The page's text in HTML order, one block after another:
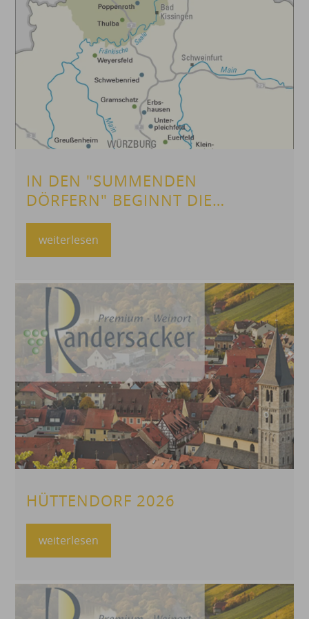
IN DEN "SUMMENDEN
DÖRFERN" BEGINNT DIE
FORSCHUNG
weiterlesen
HÜTTENDORF 2026
weiterlesen